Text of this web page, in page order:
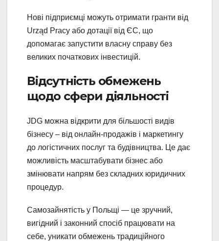
Нові підприємці можуть отримати гранти від
Urząd Pracy або дотації від ЄС, що
допомагає запустити власну справу без
великих початкових інвестицій.
Відсутність обмежень
щодо сфери діяльності
JDG можна відкрити для більшості видів
бізнесу – від онлайн-продажів і маркетингу
до логістичних послуг та будівництва. Це дає
можливість масштабувати бізнес або
змінювати напрям без складних юридичних
процедур.
Самозайнятість у Польщі — це зручний,
вигідний і законний спосіб працювати на
себе, уникати обмежень традиційного